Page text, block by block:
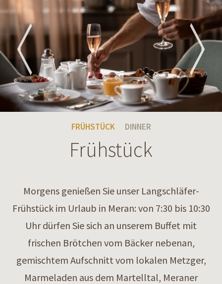
FRÜHSTÜCK DINNER
Frühstück
Morgens genießen Sie unser Langschläfer-
Frühstück im Urlaub in Meran: von 7:30 bis 10:30
Uhr dürfen Sie sich an unserem Buffet mit
frischen Brötchen vom Bäcker nebenan,
gemischtem Aufschnitt vom lokalen Metzger,
Marmeladen aus dem Martelltal, Meraner